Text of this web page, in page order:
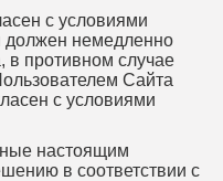
с условиями
должен немедленно
в противном случае
Сайта
с условиями
настоящим
в соответствии с